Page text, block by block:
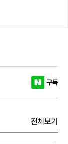
구독
전체보기